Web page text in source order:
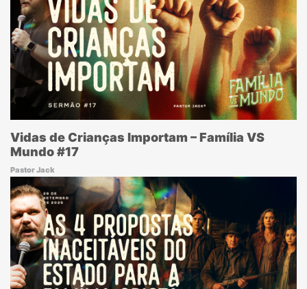
Vidas de Crianças Importam – Família VS
Mundo #17
Pastor Jack